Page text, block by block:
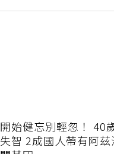
開始健忘別輕忽！ 40
失智 2成國人帶有阿茲